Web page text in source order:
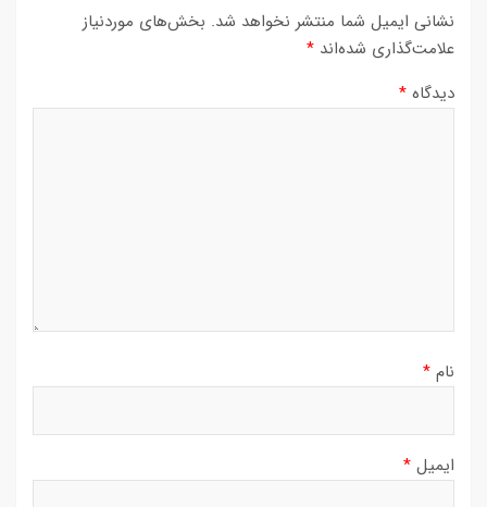
نشانی ایمیل شما منتشر نخواهد شد. بخش‌های موردنیاز
علامت‌گذاری شده‌اند *
دیدگاه *
نام *
ایمیل *